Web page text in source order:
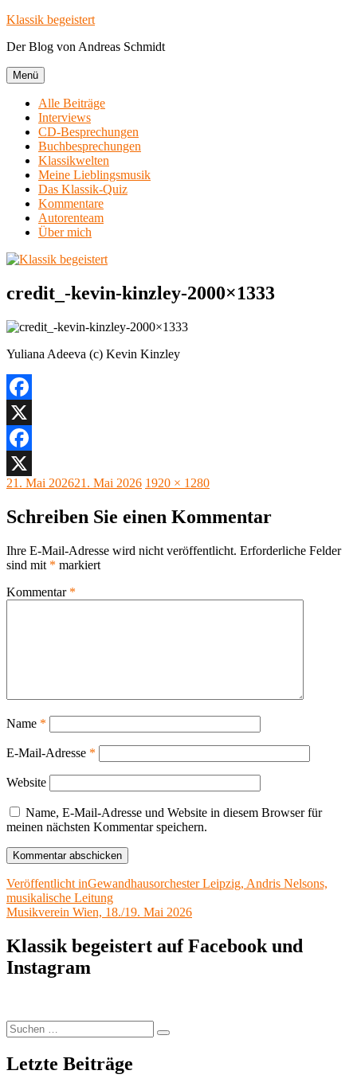
Zum
springen
Klassik begeistert
Der Blog von Andreas Schmidt
Menü
Alle Beiträge
Interviews
CD-Besprechungen
Buchbesprechungen
Klassikwelten
Meine Lieblingsmusik
Das Klassik-Quiz
Kommentare
Autorenteam
Über mich
credit_-kevin-kinzley-2000×1333
Yuliana Adeeva (c) Kevin Kinzley
Facebook
X
Facebook
X
Veröffentlicht
21. Mai 202621. Mai 2026 Originalgröße
1920 × 1280
Schreiben Sie einen Kommentar
Ihre E-Mail-Adresse wird nicht veröffentlicht. Erforderliche Felder
sind mit * markiert
Kommentar *
Name *
E-Mail-Adresse *
Website
Name, E-Mail-Adresse und Website in diesem Browser für
meinen nächsten Kommentar speichern.
Beitragsnavigation
Veröffentlicht inGewandhausorchester Leipzig, Andris Nelsons,
musikalische Leitung
Musikverein Wien, 18./19. Mai 2026
Klassik begeistert auf Facebook und
Instagram
Suchen
nach:
Suchen
Letzte Beiträge